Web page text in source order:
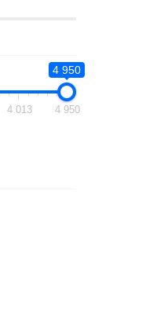
4 950
4 013 4 950